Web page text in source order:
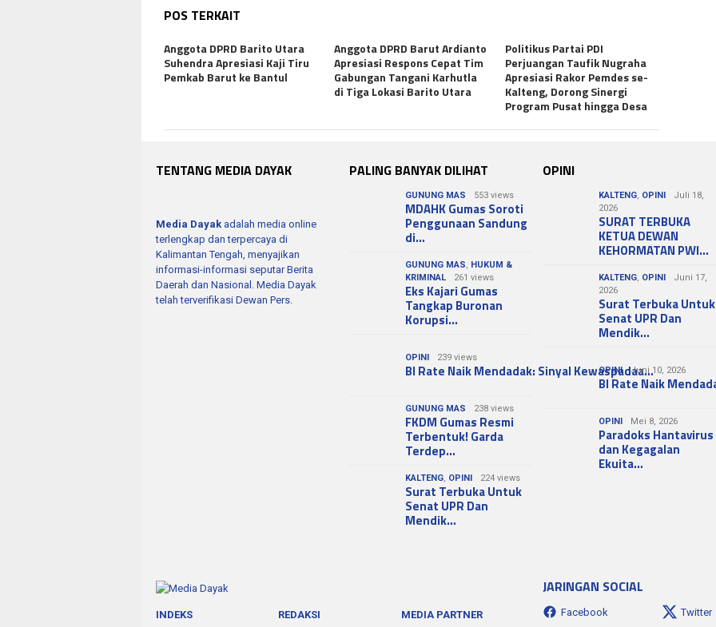
POS TERKAIT
Anggota DPRD Barito Utara
Suhendra Apresiasi Kaji Tiru
Pemkab Barut ke Bantul
Anggota DPRD Barut Ardianto
Apresiasi Respons Cepat Tim
Gabungan Tangani Karhutla
di Tiga Lokasi Barito Utara
Politikus Partai PDI
Perjuangan Taufik Nugraha
Apresiasi Rakor Pemdes se-
Kalteng, Dorong Sinergi
Program Pusat hingga Desa
TENTANG MEDIA DAYAK
Media Dayak adalah media online
terlengkap dan terpercaya di
Kalimantan Tengah, menyajikan
informasi-informasi seputar Berita
Daerah dan Nasional. Media Dayak
telah terverifikasi Dewan Pers.
PALING BANYAK DILIHAT
GUNUNG MAS 553 views
MDAHK Gumas Soroti
Penggunaan Sandung
di…
GUNUNG MAS, HUKUM &
KRIMINAL
261 views
Eks Kajari Gumas
Tangkap Buronan
Korupsi…
OPINI 239 views
BI Rate Naik Mendadak: Sinyal Kewaspadaa…
GUNUNG MAS 238 views
FKDM Gumas Resmi
Terbentuk! Garda
Terdep…
KALTENG, OPINI 224 views
Surat Terbuka Untuk
Senat UPR Dan
Mendik…
OPINI
KALTENG, OPINI
Juli 18,
2026
SURAT TERBUKA
KETUA DEWAN
KEHORMATAN PWI…
KALTENG, OPINI
Juni 17,
2026
Surat Terbuka Untuk
Senat UPR Dan
Mendik…
OPINI Juni 10, 2026
BI Rate Naik
OPINI Mei 8, 2026
Paradoks Hantavirus
dan Kegagalan
Ekuita…
INDEKS REDAKSI MEDIA PARTNER
JARINGAN SOCIAL
Facebook Twitter